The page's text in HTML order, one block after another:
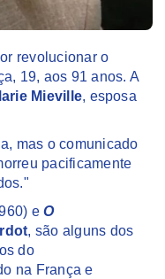
revolucionar o
19, aos 91 anos. A
Mieville, esposa
mas o comunicado
pacificamente
eO
, são alguns dos
do
na França e